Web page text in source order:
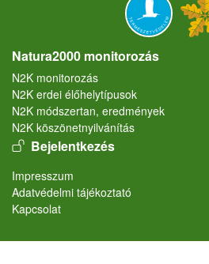
Natura2000 monitorozás
N2K monitorozás
N2K erdei élőhelytípusok
N2K módszertan, eredmények
N2K köszönetnyilvánítás
User account menu
Bejelentkezés
Lábléc
Impresszum
Adatvédelmi tájékoztató
Kapcsolat